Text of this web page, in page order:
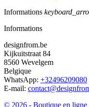
Informations
Informations
designfrom.be
Kijkuitstraat 84
8560 Wevelgem
Belgique
WhatsApp: +32496209080
E-mail:
© 2026 - Boutique en ligne